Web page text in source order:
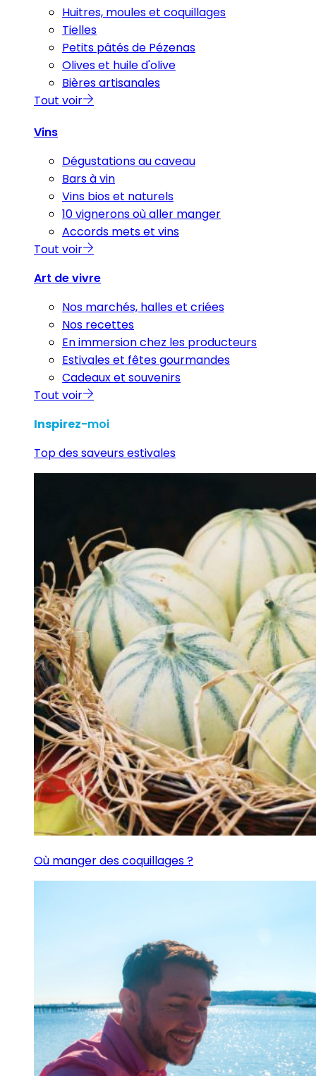
Huitres, moules et coquillages
Tielles
Petits pâtés de Pézenas
Olives et huile d'olive
Bières artisanales
Tout voir
Vins
Dégustations au caveau
Bars à vin
Vins bios et naturels
10 vignerons où aller manger
Accords mets et vins
Tout voir
Art de vivre
Nos marchés, halles et criées
Nos recettes
En immersion chez les producteurs
Estivales et fêtes gourmandes
Cadeaux et souvenirs
Tout voir
Inspirez-moi
Top des saveurs estivales
Où manger des coquillages ?